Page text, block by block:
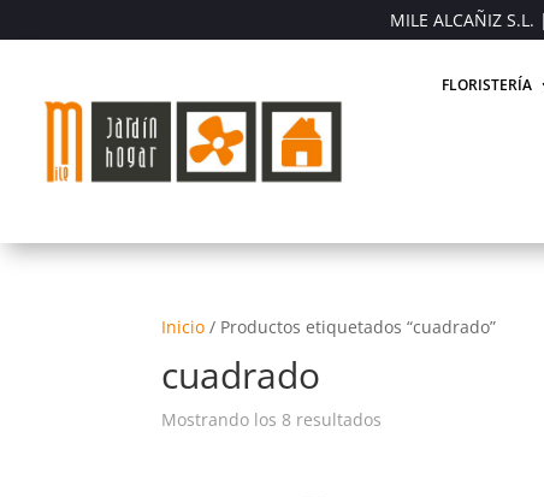
MILE ALCAÑIZ
FLORISTERÍA
Inicio / Productos etiquetados “cuadrado”
cuadrado
Mostrando los 8 resultados